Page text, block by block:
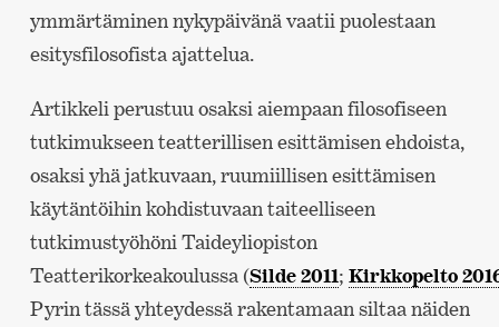
ymmärtäminen nykypäivänä vaatii puolestaan
esitysfilosofista ajattelua.
Artikkeli perustuu osaksi aiempaan filosofiseen
tutkimukseen teatterillisen esittämisen ehdoista,
osaksi yhä jatkuvaan, ruumiillisen esittämisen
käytäntöihin kohdistuvaan taiteelliseen
tutkimustyöhöni Taideyliopiston
Teatterikorkeakoulussa (Silde 2011; Kirkkopelto
Pyrin tässä yhteydessä rakentamaan siltaa näiden